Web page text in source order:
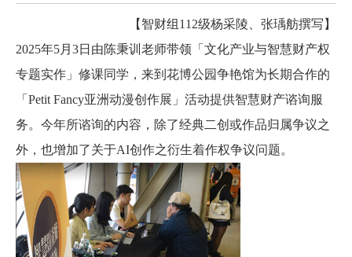
【智财组112级杨采陵、张瑀舫撰写】
2025年5月3日由陈秉训老师带领「文化产业与智慧财产权
专题实作」修课同学，来到花博公园争艳馆为长期合作的
「Petit Fancy亚洲动漫创作展」活动提供智慧财产谘询服
务。今年所谘询的内容，除了经典二创或作品归属争议之
外，也增加了关于AI创作之衍生着作权争议问题。